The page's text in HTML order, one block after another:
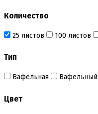
Количество
25 листов 100 листов
Тип
Вафельная Вафельный
Цвет